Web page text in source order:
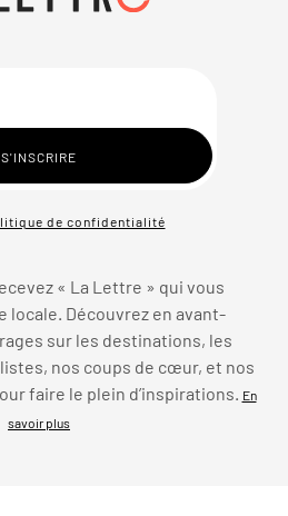
de confidentialité
« La Lettre » qui vous
locale. Découvrez en avant-
sur les destinations, les
nos coups de cœur, et nos
faire le plein d’inspirations.
En
savoir plus